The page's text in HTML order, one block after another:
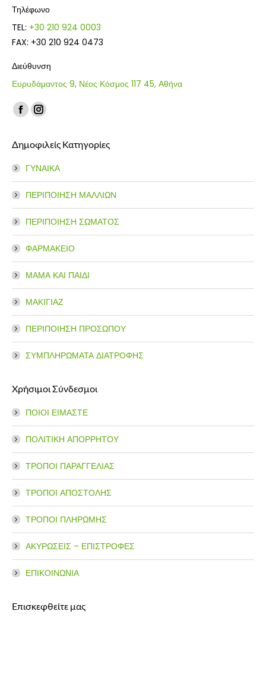
Τηλέφωνο
TEL: +30 210 924 0003
FAX: +30 210 924 0473
Διεύθυνση
Ευρυδάμαντος 9, Νέος Κόσμος 117 45, Αθήνα
Find us on:
Facebook
opens
in
window
Instagram
opens
in
window
Δημοφιλείς Κατηγορίες
ΓΥΝΑΙΚΑ
ΠΕΡΙΠΟΙΗΣΗ ΜΑΛΛΙΩΝ
ΠΕΡΙΠΟΙΗΣΗ ΣΩΜΑΤΟΣ
ΦΑΡΜΑΚΕΙΟ
ΜΑΜΑ ΚΑΙ ΠΑΙΔΙ
ΜΑΚΙΓΙΑΖ
ΠΕΡΙΠΟΙΗΣΗ ΠΡΟΣΩΠΟΥ
ΣΥΜΠΛΗΡΩΜΑΤΑ ΔΙΑΤΡΟΦΗΣ
Χρήσιμοι Σύνδεσμοι
ΠΟΙΟΙ ΕΙΜΑΣΤΕ
ΠΟΛΙΤΙΚΗ ΑΠΟΡΡΗΤΟΥ
ΤΡΟΠΟΙ ΠΑΡΑΓΓΕΛΙΑΣ
ΤΡΟΠΟΙ ΑΠΟΣΤΟΛΗΣ
ΤΡΟΠΟΙ ΠΛΗΡΩΜΗΣ
ΑΚΥΡΩΣΕΙΣ – ΕΠΙΣΤΡΟΦΕΣ
ΕΠΙΚΟΙΝΩΝΙΑ
Επισκεφθείτε μας